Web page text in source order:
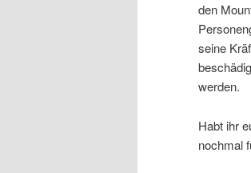
den
seine
werden.
Habt ihr
nochmal